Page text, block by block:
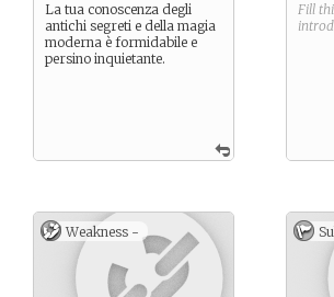
La tua conoscenza degli
antichi segreti e della magia
moderna è formidabile e
persino inquietante.
Fill
Weakness -